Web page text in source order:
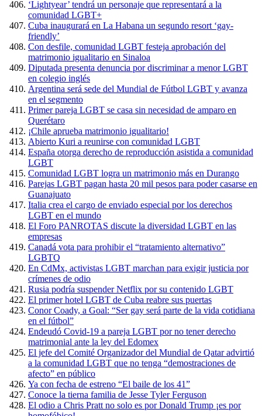
‘Lightyear’ tendrá un personaje que representará a la
comunidad LGBT+
Cuba inaugurará en La Habana un segundo resort ‘gay-
friendly’
Con desfile, comunidad LGBT festeja aprobación del
matrimonio igualitario en Sinaloa
Diputada presenta denuncia por discriminar a menor LGBT
en colegio inglés
Argentina será sede del Mundial de Fútbol LGBT y avanza
en el segmento
Primer pareja LGBT se casa sin necesidad de amparo en
Querétaro
¡Chile aprueba matrimonio igualitario!
Abierto Kuri a reunirse con comunidad LGBT
España otorga derecho de reproducción asistida a comunidad
LGBT
Comunidad LGBT logra un matrimonio más en Durango
Parejas LGBT pagan hasta 20 mil pesos para poder casarse en
Guanajuato
Italia crea el cargo de enviado especial por los derechos
LGBT en el mundo
El Foro PANROTAS discute la diversidad LGBT en las
empresas
Canadá vota para prohibir el “tratamiento alternativo”
LGBTQ
En CdMx, activistas LGBT marchan para exigir justicia por
crímenes de odio
Rusia podría suspender Netflix por su contenido LGBT
El primer hotel LGBT de Cuba reabre sus puertas
Conor Coady, a Goal: “Ser gay será parte de la vida cotidiana
en el fútbol”
Endeudó Covid-19 a pareja LGBT por no tener derecho
matrimonial ante la ley del Edomex
El jefe del Comité Organizador del Mundial de Qatar advirtió
a la comunidad LGBT que no tenga “demostraciones de
afecto” en público
Ya con fecha de estreno “El baile de los 41”
Conoce la tierna familia de Jesse Tyler Ferguson
El odio a Chris Pratt no solo es por Donald Trump ¡es por